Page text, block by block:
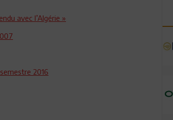
avec l’Algérie »
2016